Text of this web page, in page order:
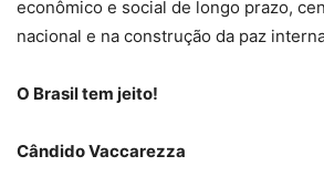
econômico e social de longo prazo,
nacional e na construção da paz
O Brasil tem jeito!
Cândido Vaccarezza